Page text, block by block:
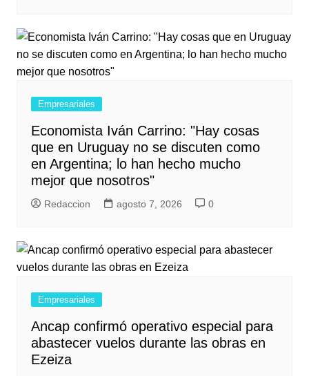
Empresariales
Economista Iván Carrino: "Hay cosas
que en Uruguay no se discuten como
en Argentina; lo han hecho mucho
mejor que nosotros"
Redaccion agosto 7, 2026 0
Empresariales
Ancap confirmó operativo especial para
abastecer vuelos durante las obras en
Ezeiza